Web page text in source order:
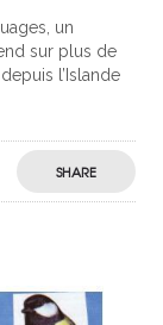
un
sur plus de
l’Islande
SHARE